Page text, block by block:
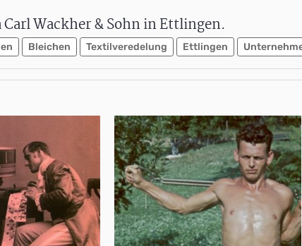
Wackher & Sohn in Ettlingen.
Bleichen Textilveredelung Ettlingen